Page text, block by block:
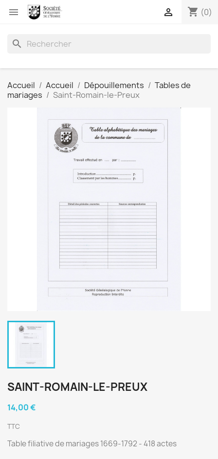
 shopping_cart (0)

search
Accueil Accueil Dépouillements
Tables de
mariages
Saint-Romain-le-Preux
SAINT-ROMAIN-LE-PREUX
14,00 €
TTC
Table filiative de mariages 1669-1792 - 418 actes